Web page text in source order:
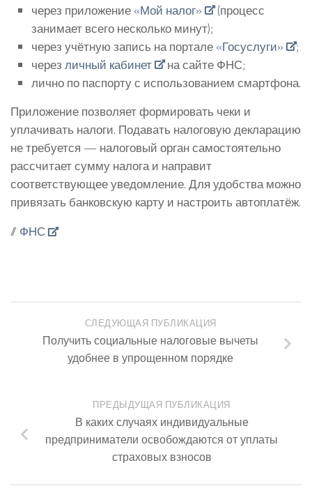
через приложение «Мой налог»
(процесс
занимает всего несколько минут);
через учётную запись на портале «Госуслуги»
;
через личный кабинет
на сайте ФНС;
лично по паспорту с использованием смартфона.
Приложение позволяет формировать чеки и
уплачивать налоги. Подавать налоговую декларацию
не требуется — налоговый орган самостоятельно
рассчитает сумму налога и направит
соответствующее уведомление. Для удобства можно
привязать банковскую карту и настроить автоплатёж.
// ФНС
СЛЕДУЮЩАЯ ПУБЛИКАЦИЯ
Получить социальные налоговые вычеты
удобнее в упрощенном порядке
ПРЕДЫДУЩАЯ ПУБЛИКАЦИЯ
В каких случаях индивидуальные
предприниматели освобождаются от уплаты
страховых взносов